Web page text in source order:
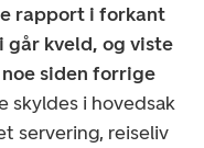
rapport i forkant
går kveld, og viste
siden forrige
skyldes i hovedsak
servering, reiseliv